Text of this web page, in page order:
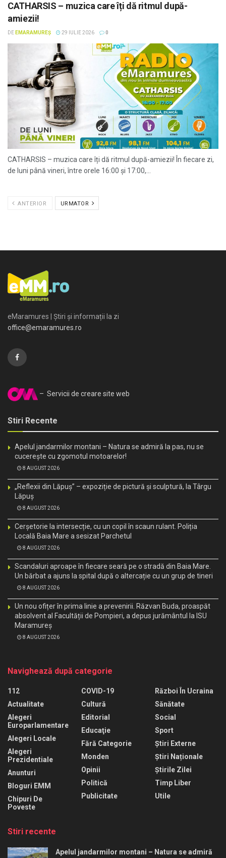
CATHARSIS – muzica care îți dă ritmul după-
amiezii!
DE EMARAMUREȘ 29 IULIE 2026 0
CATHARSIS – muzica care îți dă ritmul după-amiezii! În fiecare zi,
de luni până vineri, între orele 16:00 și 17:00,...
ANTERIOR URMATOR
eMaramures | Știri și informații la zi
office@emaramures.ro
– Servicii de creare site web
Stiri Recente
Apelul jandarmilor montani – Natura se admiră la pas, nu se
cucerește cu zgomotul motoarelor!
8 AUGUST 2026
„Reflexii din Lăpuș” – expoziție de pictură și sculptură, la Târgu
Lăpuș
8 AUGUST 2026
Cerșetorie la intersecție, cu un copil în scaun rulant. Poliția
Locală Baia Mare a sesizat Parchetul
8 AUGUST 2026
Scandaluri aproape în fiecare seară pe o stradă din Baia Mare.
Un bărbat a ajuns la spital după o altercație cu un grup de tineri
8 AUGUST 2026
Un nou ofițer în prima linie a prevenirii. Răzvan Buda, proaspăt
absolvent al Facultății de Pompieri, a depus jurământul la ISU
Maramureș
8 AUGUST 2026
Navighează după categorie
112
Actualitate
Alegeri
Europarlamentare
Alegeri Locale
Alegeri
Prezidentiale
Anunturi
Bloguri EMM
Chipuri De
Poveste
COVID-19
Cultură
Editorial
Educaţie
Fără Categorie
Monden
Opinii
Politică
Publicitate
Război În Ucraina
Sănătate
Social
Sport
Știri Externe
Știri Naționale
Știrile Zilei
Timp Liber
Utile
Stiri recente
Apelul jandarmilor montani – Natura se admiră